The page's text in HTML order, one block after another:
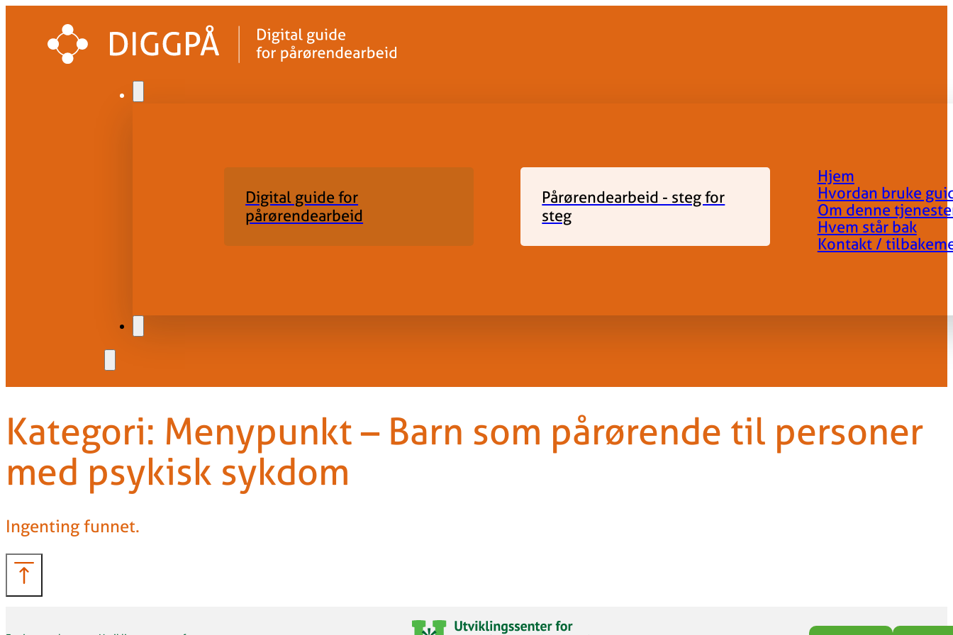
Digital guide for
pårørendearbeid
Pårørendearbeid - steg for
steg
Hjem
Hvordan bruke
Om denne
Hvem står bak
Kontakt /
Kategori: Menypunkt – Barn som pårørende til personer
med psykisk sykdom
Ingenting funnet.